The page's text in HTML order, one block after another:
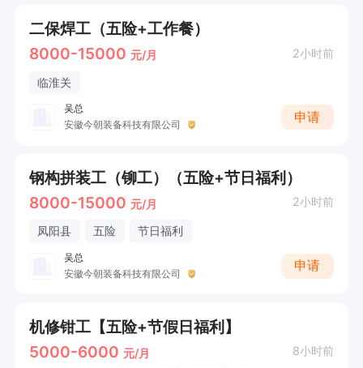
二保焊工（五险+工作餐）
8000-15000 元/月 2小时前
临淮关
吴总
安徽今朝装备科技有限公司
申请
钢构拼装工（铆工）（五险+节日福利）
8000-15000 元/月 2小时前
凤阳县 五险 节日福利
吴总
安徽今朝装备科技有限公司
申请
机修钳工【五险+节假日福利】
5000-6000 元/月 8小时前